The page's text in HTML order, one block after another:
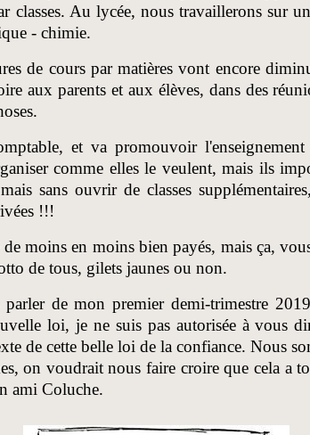
classes. Au lycée, nous travaillerons sur
- chimie.
de cours par matières vont encore
aux parents et aux élèves, dans des
et va promouvoir
comme elles le veulent, mais ils
sans ouvrir de classes
!!!
moins en moins bien payés, mais ça,
de tous, gilets jaunes ou non.
de mon premier demi-trimestre
loi, je ne suis pas autorisée à vous
de cette belle loi de la confiance. Nous
on voudrait nous faire croire que cela a
ami Coluche.